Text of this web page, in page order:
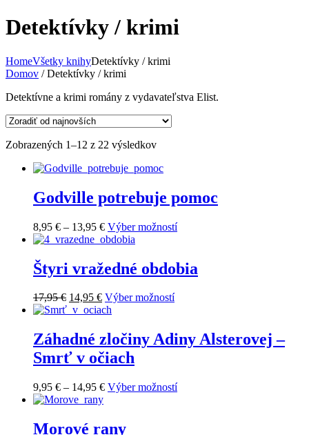
Detektívky / krimi
HomeVšetky knihyDetektívky / krimi
Domov / Detektívky / krimi
Detektívne a krimi romány z vydavateľstva Elist.
Zobrazených 1–12 z 22 výsledkovZoradené
najnovších
Godville potrebuje pomoc
8,95 € – 13,95 €Price
range:
through
13,95 €
Výber možnostíTento
viacero
variantov.
na
stránke
Štyri vražedné obdobia
17,95€ Pôvodná
cena
17,95 €.
14,95 €Aktuálna
cena
14,95 €.
Výber možnostíTento
viacero
variantov.
môžete
vybrať
Záhadné zločiny Adiny Alsterovej –
Smrť v očiach
9,95 € – 14,95 €Price
Výber možnostíTento
Morové rany